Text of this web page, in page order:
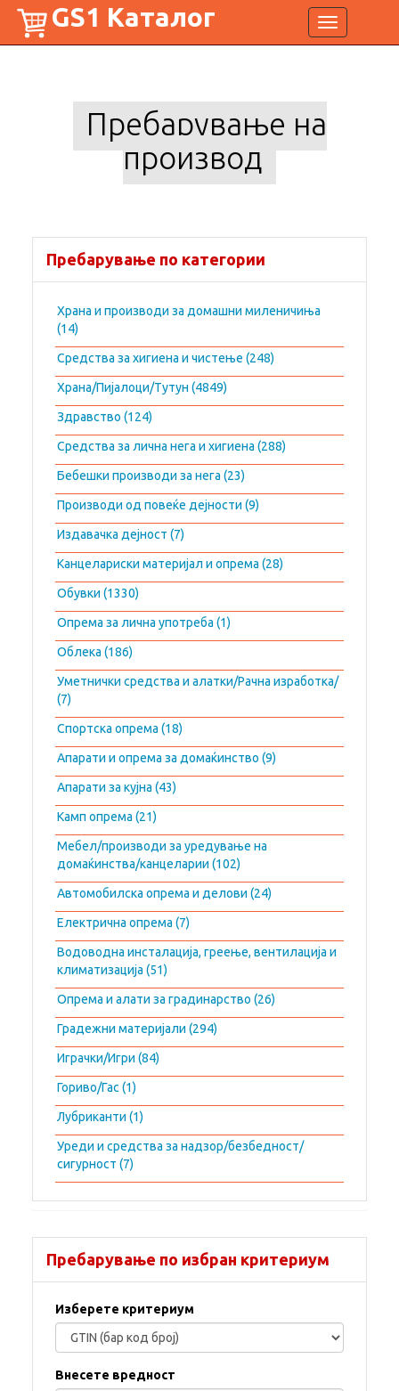
Toggle
navigation
GS1 Каталог
Пребарување на
производ
Пребарување по категории
Храна и производи за домашни миленичиња
(14)
Средства за хигиена и чистење (248)
Храна/Пијалоци/Тутун (4849)
Здравство (124)
Средства за лична нега и хигиена (288)
Бебешки производи за нега (23)
Производи од повеќе дејности (9)
Издавачка дејност (7)
Канцелариски материјал и опрема (28)
Обувки (1330)
Опрема за лична употреба (1)
Облека (186)
Уметнички средства и алатки/Рачна изработка/
(7)
Спортска опрема (18)
Апарати и опрема за домаќинство (9)
Апарати за кујна (43)
Камп опрема (21)
Мебел/производи за уредување на
домаќинства/канцеларии (102)
Автомобилска опрема и делови (24)
Електрична опрема (7)
Водоводна инсталација, греење, вентилација и
климатизација (51)
Опрема и алати за градинарство (26)
Градежни материјали (294)
Играчки/Игри (84)
Гориво/Гас (1)
Лубриканти (1)
Уреди и средства за надзор/безбедност/
сигурност (7)
Пребарување по избран критериум
Изберете критериум
Внесете вредност